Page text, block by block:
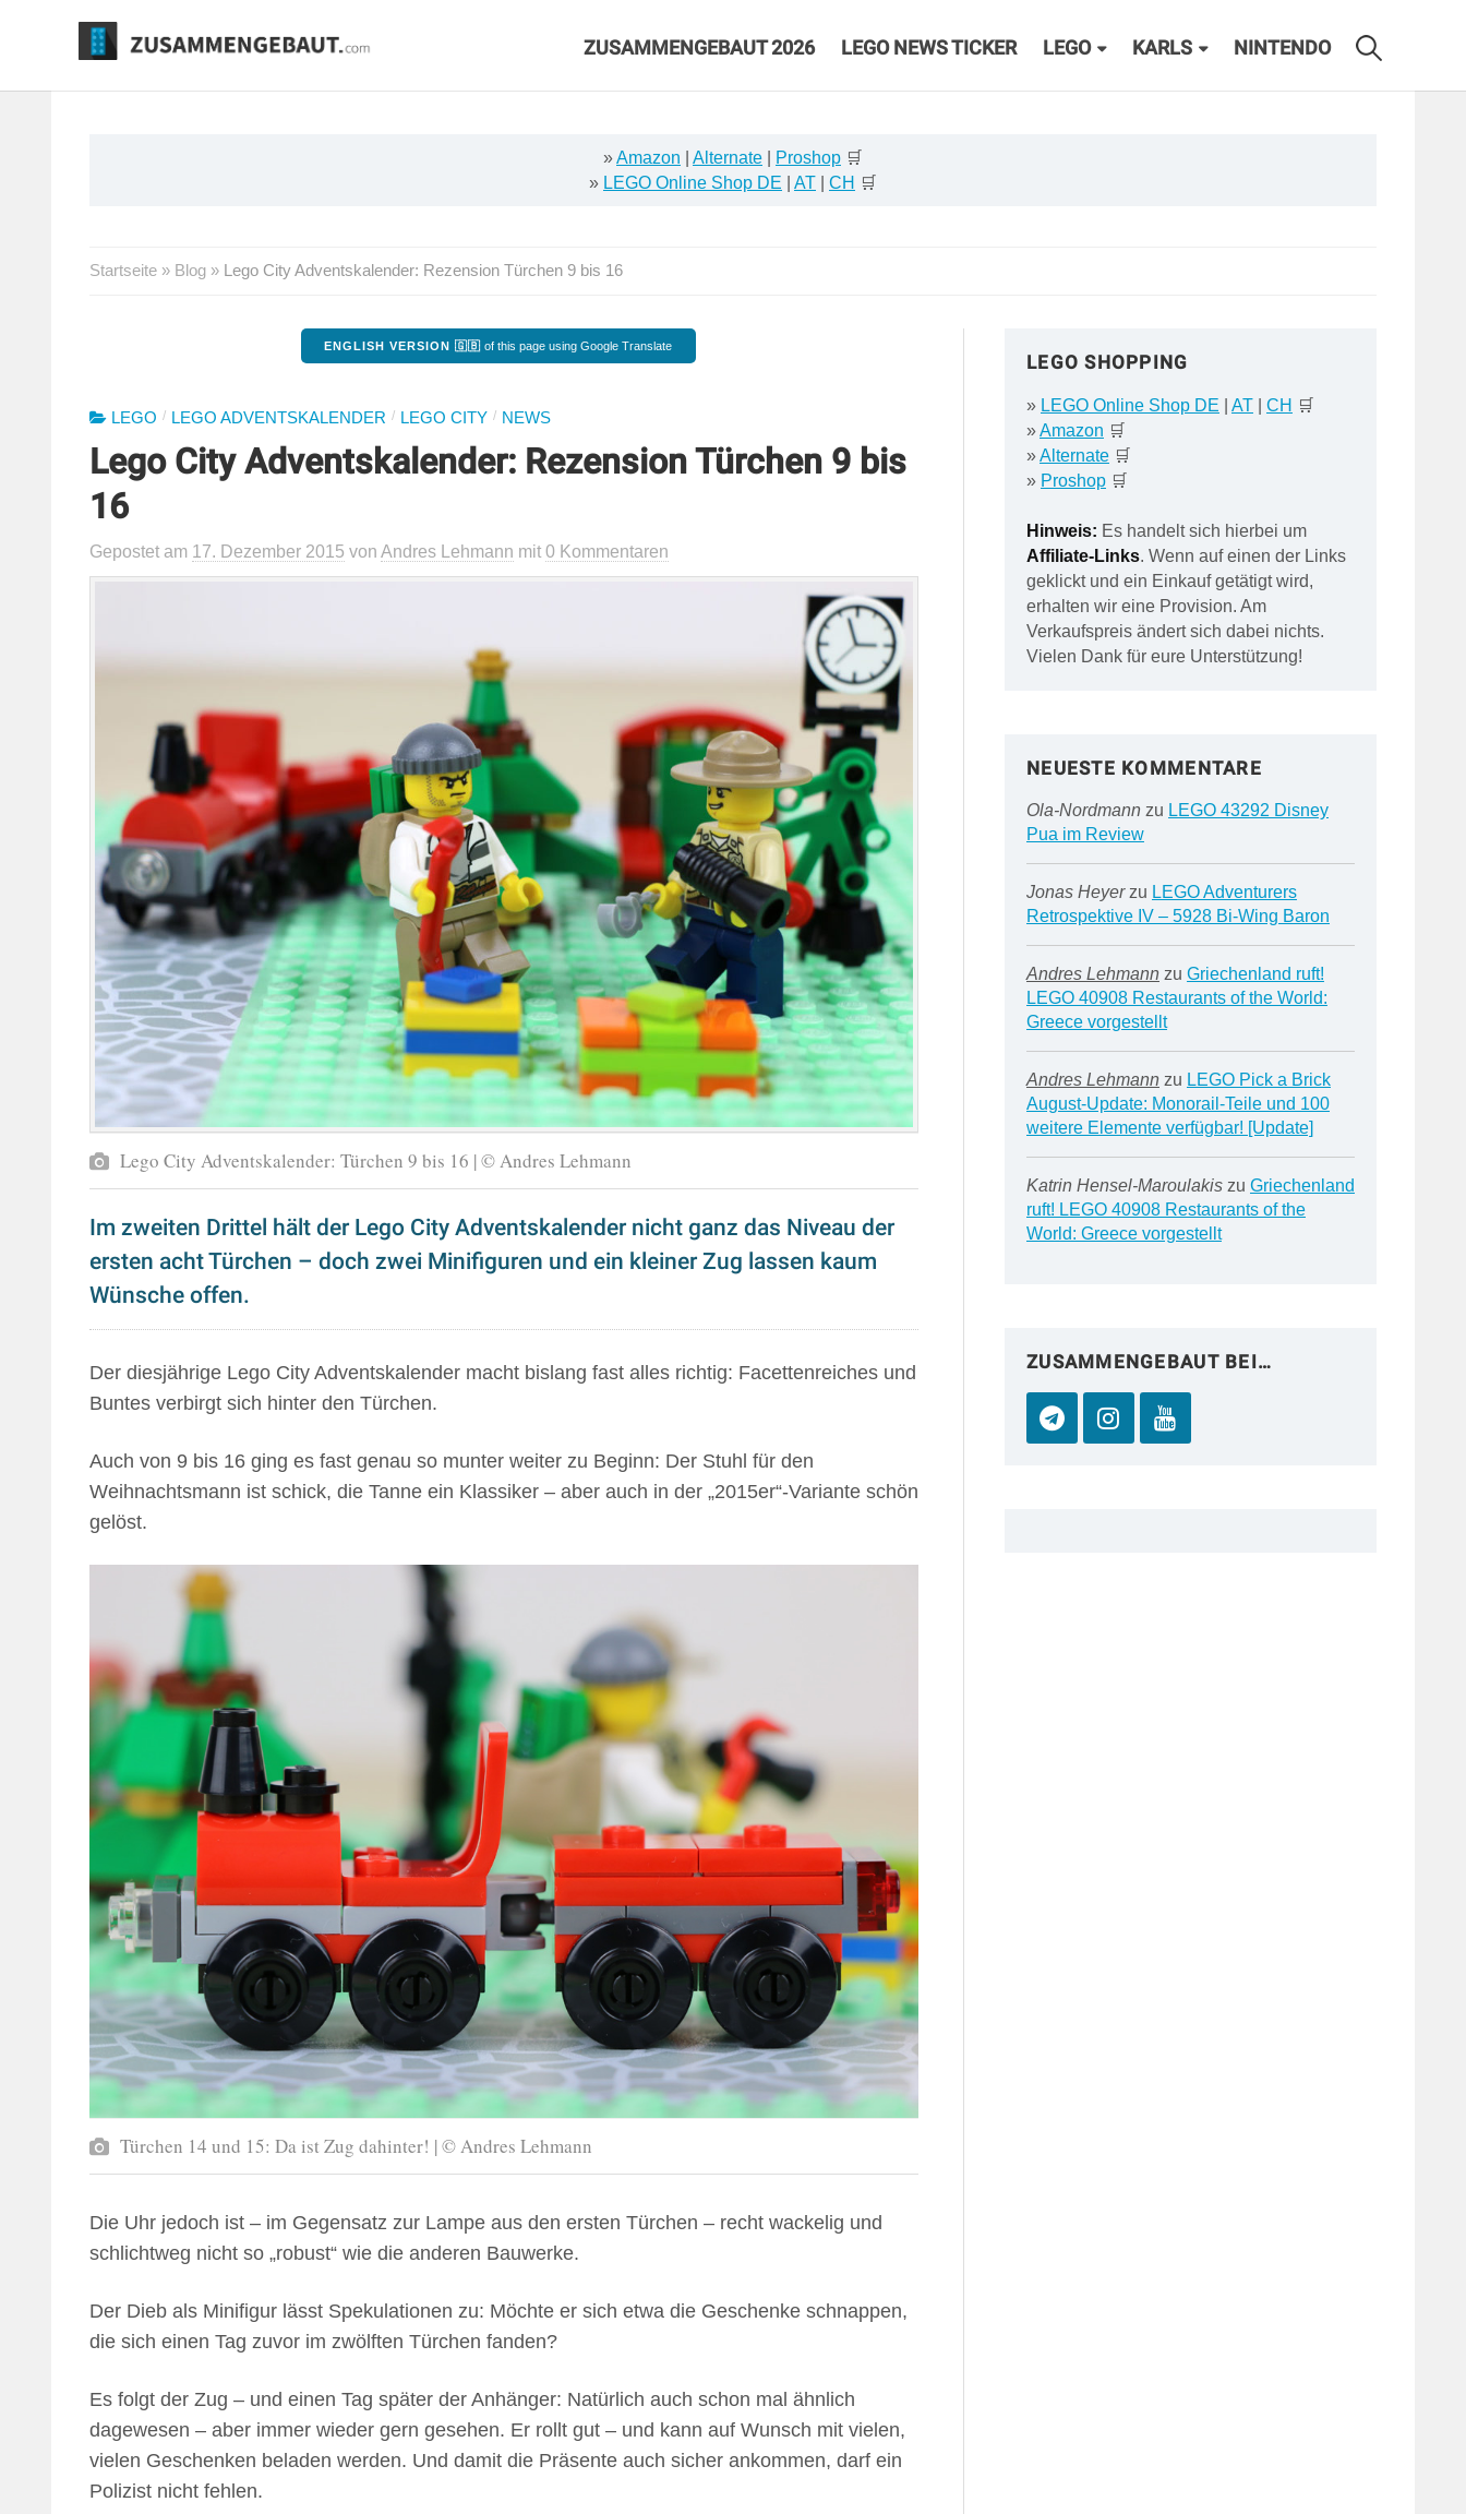
ZUSAMMENGEBAUT 2026 LEGO NEWS TICKER LEGO KARLS NINTENDO
»Amazon Alternate Proshop 🛒
» LEGO Online Shop DE AT CH 🛒
Startseite » Blog » Lego City Adventskalender: Rezension Türchen 9 bis 16
ENGLISH VERSION 🇬🇧 of this page using Google Translate
LEGO / LEGO ADVENTSKALENDER / LEGO CITY / NEWS
Lego City Adventskalender: Rezension Türchen 9 bis
16
Gepostet am 17. Dezember 2015 von Andres Lehmann mit 0 Kommentaren
Lego City Adventskalender: Türchen 9 bis 16 | © Andres Lehmann
Im zweiten Drittel hält der Lego City Adventskalender nicht ganz das Niveau der
ersten acht Türchen – doch zwei Minifiguren und ein kleiner Zug lassen kaum
Wünsche offen.
Der diesjährige Lego City Adventskalender macht bislang fast alles richtig: Facettenreiches und
Buntes verbirgt sich hinter den Türchen.
Auch von 9 bis 16 ging es fast genau so munter weiter zu Beginn: Der Stuhl für den
Weihnachtsmann ist schick, die Tanne ein Klassiker – aber auch in der „2015er“-Variante schön
gelöst.
Türchen 14 und 15: Da ist Zug dahinter! | © Andres Lehmann
Die Uhr jedoch ist – im Gegensatz zur Lampe aus den ersten Türchen – recht wackelig und
schlichtweg nicht so „robust“ wie die anderen Bauwerke.
Der Dieb als Minifigur lässt Spekulationen zu: Möchte er sich etwa die Geschenke schnappen,
die sich einen Tag zuvor im zwölften Türchen fanden?
Es folgt der Zug – und einen Tag später der Anhänger: Natürlich auch schon mal ähnlich
dagewesen – aber immer wieder gern gesehen. Er rollt gut – und kann auf Wunsch mit vielen,
vielen Geschenken beladen werden. Und damit die Präsente auch sicher ankommen, darf ein
Polizist nicht fehlen.
LEGO SHOPPING
» LEGO Online Shop DE AT| CH 🛒
»Amazon 🛒
»Alternate🛒
» Proshop🛒
Hinweis: Es handelt sich hierbei um
Affiliate-Links. Wenn auf einen der Links
geklickt und ein Einkauf getätigt wird,
erhalten wir eine Provision. Am
Verkaufspreis ändert sich dabei nichts.
Vielen Dank für eure Unterstützung!
NEUESTE KOMMENTARE
Ola-Nordmannzu LEGO 43292 Disney
Pua im Review
Jonas Heyerzu LEGO Adventurers
Retrospektive IV – 5928 Bi-Wing Baron
Andres Lehmannzu Griechenland ruft!
LEGO 40908 Restaurants of the World:
Greece vorgestellt
Andres Lehmannzu LEGO Pick a Brick
August-Update: Monorail-Teile und 100
weitere Elemente verfügbar! [Update]
Katrin Hensel-Maroulakiszu Griechenland
ruft! LEGO 40908 Restaurants of the
World: Greece vorgestellt
ZUSAMMENGEBAUT BEI…